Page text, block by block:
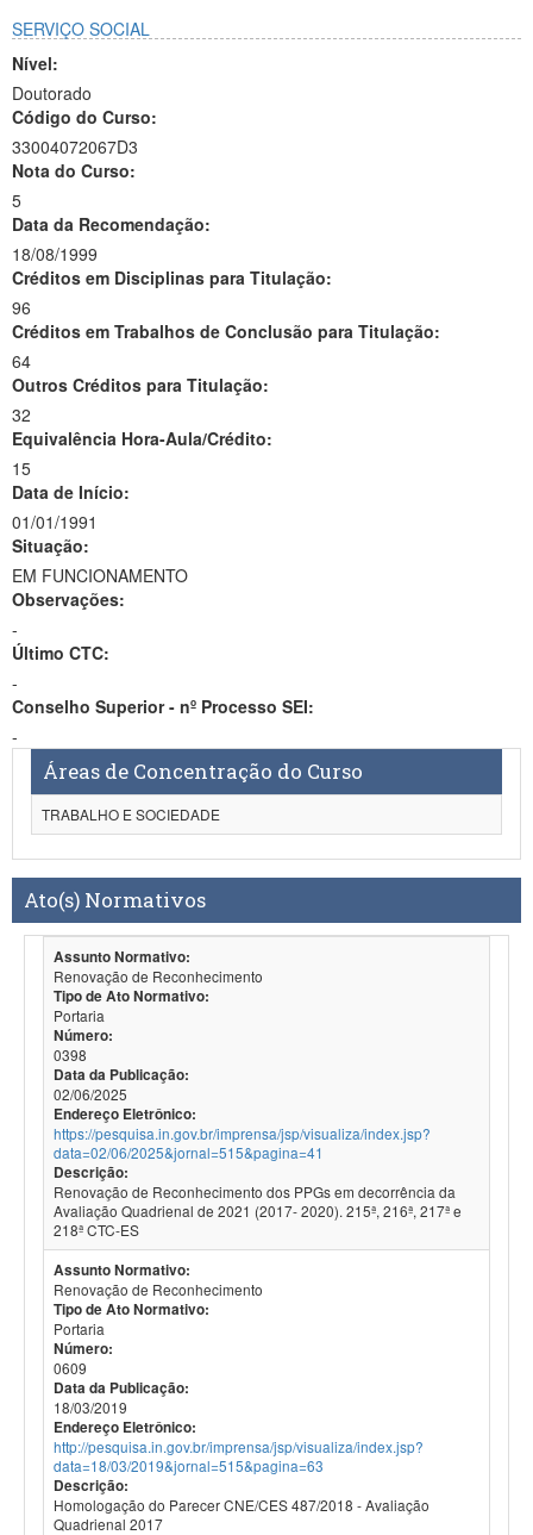
SERVIÇO SOCIAL
Nível:
Doutorado
Código do Curso:
33004072067D3
Nota do Curso:
5
Data da Recomendação:
18/08/1999
Créditos em Disciplinas para Titulação:
96
Créditos em Trabalhos de Conclusão para Titulação:
64
Outros Créditos para Titulação:
32
Equivalência Hora-Aula/Crédito:
15
Data de Início:
01/01/1991
Situação:
EM FUNCIONAMENTO
Observações:
-
Último CTC:
-
Conselho Superior - nº Processo SEI:
-
Áreas de Concentração do Curso
TRABALHO E SOCIEDADE
Ato(s) Normativos
Assunto Normativo:
Renovação de Reconhecimento
Tipo de Ato Normativo:
Portaria
Número:
0398
Data da Publicação:
02/06/2025
Endereço Eletrônico:
https://pesquisa.in.gov.br/imprensa/jsp/visualiza/index.jsp?
data=02/06/2025&jornal=515&pagina=41
Descrição:
Renovação de Reconhecimento dos PPGs em decorrência da
Avaliação Quadrienal de 2021 (2017- 2020). 215ª, 216ª, 217ª e
218ª CTC-ES
Assunto Normativo:
Renovação de Reconhecimento
Tipo de Ato Normativo:
Portaria
Número:
0609
Data da Publicação:
18/03/2019
Endereço Eletrônico:
http://pesquisa.in.gov.br/imprensa/jsp/visualiza/index.jsp?
data=18/03/2019&jornal=515&pagina=63
Descrição:
Homologação do Parecer CNE/CES 487/2018 - Avaliação
Quadrienal 2017